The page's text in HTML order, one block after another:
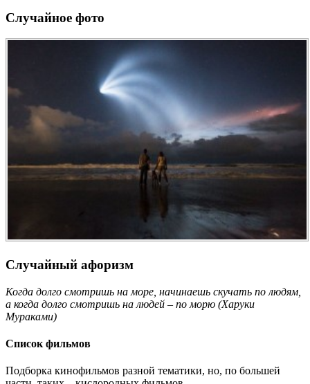
Случайное фото
Случайный афоризм
Когда долго смотришь на море, начинаешь скучать по людям,
а когда долго смотришь на людей – по морю (Харуки
Мураками)
Список фильмов
Подборка кинофильмов разной тематики, но, по большей